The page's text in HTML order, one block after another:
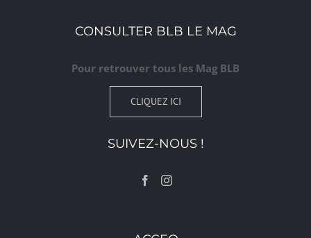
CONSULTER BLB LE MAG
Pour retrouver tous les Mag BLB
CLIQUEZ ICI
SUIVEZ-NOUS !